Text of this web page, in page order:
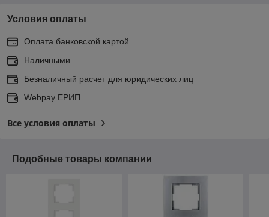
Условия оплаты
Оплата банковской картой
Наличными
Безналичный расчет для юридических лиц
Webpay ЕРИП
Все условия оплаты
Подобные товары компании